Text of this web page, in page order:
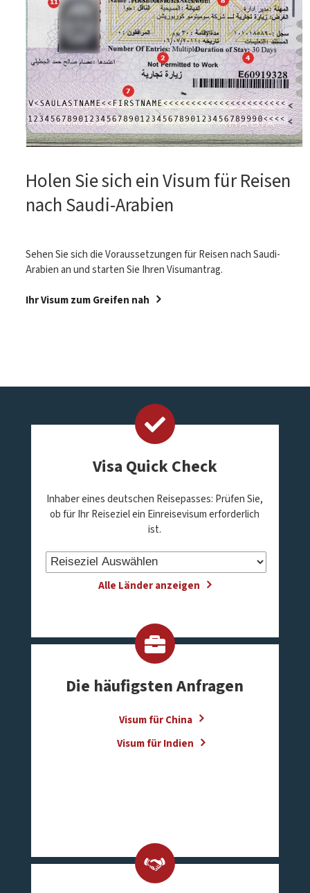
Holen Sie sich ein Visum für Reisen
nach Saudi-Arabien
Sehen Sie sich die Voraussetzungen für Reisen nach Saudi-
Arabien an und starten Sie Ihren Visumantrag.
Ihr Visum zum Greifen nah
Visa Quick Check
Inhaber eines deutschen Reisepasses: Prüfen Sie,
ob für Ihr Reiseziel ein Einreisevisum erforderlich
ist.
Alle Länder anzeigen
Die häufigsten Anfragen
Visum für China
Visum für Indien